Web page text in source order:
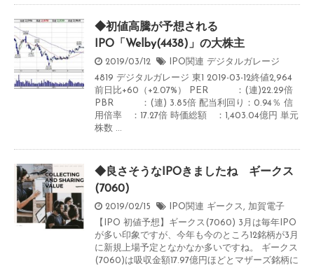
◆初値高騰が予想される
IPO「Welby(4438)」の大株主
2019/03/12 IPO関連 デジタルガレージ
4819 デジタルガレージ 東1 2019-03-12終値2,964
前日比+60（+2.07%） PER ：(連)22.29倍
PBR ：(連) 3.85倍 配当利回り：0.94％ 信
用倍率 ：17.27倍 時価総額 ：1,403.04億円 単元
株数 ...
◆良さそうなIPOきましたね ギークス
(7060)
2019/02/15 IPO関連 ギークス , 加賀電子
【IPO 初値予想】ギークス(7060) 3月は毎年IPO
が多い印象ですが、今年も今のところ12銘柄が3月
に新規上場予定となかなか多いですね。 ギークス
(7060)は吸収金額17.97億円ほどとマザーズ銘柄に